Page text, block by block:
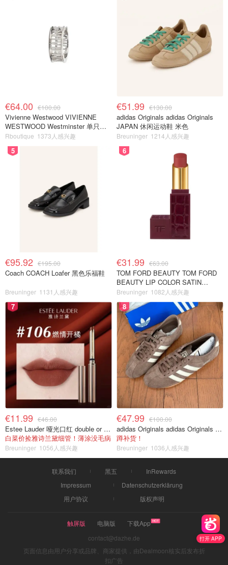
打开 APP
€64.00 €100.00
Vivienne Westwood VIVIENNE
WESTWOOD Westminster 单只耳
环
Rboutique 1373人感兴趣
€51.99 €130.00
adidas Originals adidas Originals
JAPAN 休闲运动鞋 米色
Breuninger 1214人感兴趣
5
€95.92 €195.00
Coach COACH Loafer 黑色乐福鞋
Breuninger 1131人感兴趣
6
€31.99 €63.00
TOM FORD BEAUTY TOM FORD
BEAUTY LIP COLOR SATIN
MATTE 裸玫瑰口红
Breuninger 1082人感兴趣
7
€11.99 €46.00
Estee Lauder 哑光口红 double or nothing色号
白菜价捡雅诗兰黛细管！薄涂没毛病
Breuninger 1056人感兴趣
8
€47.99 €100.00
adidas Originals adidas Originals TOKYO 复古休闲鞋 深棕色
蹲补货！
Breuninger 1036人感兴趣
联系我们 黑五
InRewards
Impressum
Datenschutzerklärung
用户协议
版权声明
触屏版 电脑版
下载App
contact@dazhe.de
页面信息由用户分享或品牌、商家提供，由Dealmoon核实后发布折
扣广告